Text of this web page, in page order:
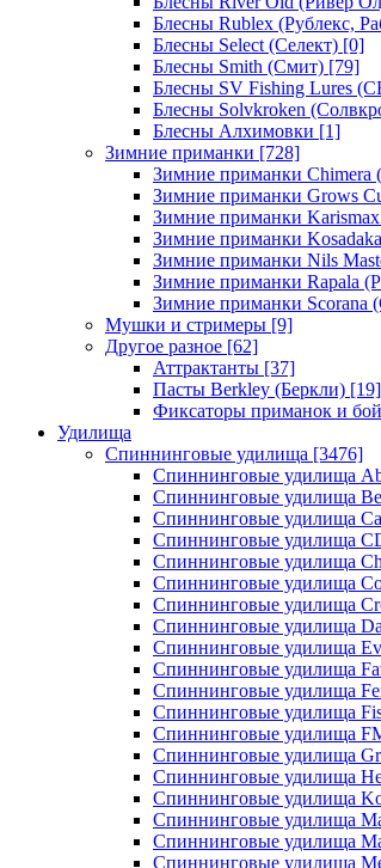
Блесны Rublex (Рублекс,
Блесны Select (Селект) [0]
Блесны Smith (Смит) [79]
Блесны SV Fishing Lures
Блесны Solvkroken
Блесны Алхимовки [1]
Зимние приманки [728]
Зимние приманки Chimera
Зимние приманки Grows
Зимние приманки
Зимние приманки
Зимние приманки Nils
Зимние приманки Rapala
Зимние приманки Scorana
Мушки и стримеры [9]
Другое разное [62]
Аттрактанты [37]
Пасты Berkley (Беркли) [19]
Фиксаторы приманок и
Удилища
Спиннинговые удилища [3476]
Спиннинговые удилища
Спиннинговые удилища
Спиннинговые удилища
Спиннинговые удилища
Спиннинговые удилища
Спиннинговые удилища
Спиннинговые удилища
Спиннинговые удилища
Спиннинговые удилища
Спиннинговые удилища
Спиннинговые удилища
Спиннинговые удилища
Спиннинговые удилища
Спиннинговые удилища
Спиннинговые удилища
Спиннинговые удилища
Спиннинговые удилища
Спиннинговые удилища
Спиннинговые удилища